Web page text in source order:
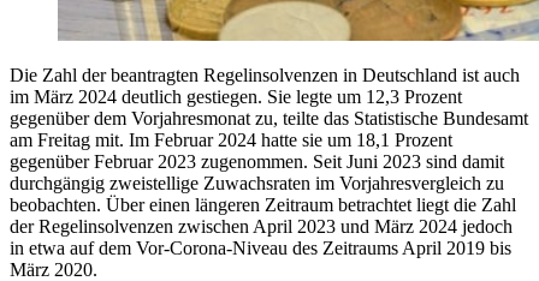
Die Zahl der beantragten Regelinsolvenzen in Deutschland ist auch
im März 2024 deutlich gestiegen. Sie legte um 12,3 Prozent
gegenüber dem Vorjahresmonat zu, teilte das Statistische Bundesamt
am Freitag mit. Im Februar 2024 hatte sie um 18,1 Prozent
gegenüber Februar 2023 zugenommen. Seit Juni 2023 sind damit
durchgängig zweistellige Zuwachsraten im Vorjahresvergleich zu
beobachten. Über einen längeren Zeitraum betrachtet liegt die Zahl
der Regelinsolvenzen zwischen April 2023 und März 2024 jedoch
in etwa auf dem Vor-Corona-Niveau des Zeitraums April 2019 bis
März 2020.